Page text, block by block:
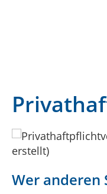
Wer anderen